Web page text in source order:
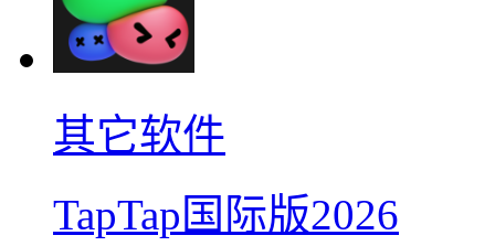
其它软件
TapTap国际版2026